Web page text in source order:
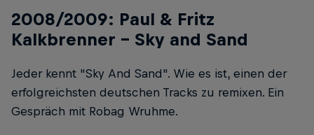
2008/2009: Paul & Fritz
Kalkbrenner – Sky and Sand
Jeder kennt "Sky And Sand". Wie es ist, einen der
erfolgreichsten deutschen Tracks zu remixen. Ein
Gespräch mit Robag Wruhme.